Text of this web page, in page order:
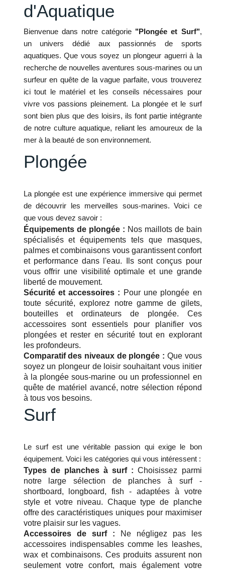
d'Aquatique
Bienvenue dans notre catégorie "Plongée et Surf",
un univers dédié aux passionnés de sports
aquatiques. Que vous soyez un plongeur aguerri à la
recherche de nouvelles aventures sous-marines ou un
surfeur en quête de la vague parfaite, vous trouverez
ici tout le matériel et les conseils nécessaires pour
vivre vos passions pleinement. La plongée et le surf
sont bien plus que des loisirs, ils font partie intégrante
de notre culture aquatique, reliant les amoureux de la
mer à la beauté de son environnement.
Plongée
La plongée est une expérience immersive qui permet
de découvrir les merveilles sous-marines. Voici ce
que vous devez savoir :
Équipements de plongée : Nos maillots de bain
spécialisés et équipements tels que masques,
palmes et combinaisons vous garantissent confort
et performance dans l'eau. Ils sont conçus pour
vous offrir une visibilité optimale et une grande
liberté de mouvement.
Sécurité et accessoires : Pour une plongée en
toute sécurité, explorez notre gamme de gilets,
bouteilles et ordinateurs de plongée. Ces
accessoires sont essentiels pour planifier vos
plongées et rester en sécurité tout en explorant
les profondeurs.
Comparatif des niveaux de plongée : Que vous
soyez un plongeur de loisir souhaitant vous initier
à la plongée sous-marine ou un professionnel en
quête de matériel avancé, notre sélection répond
à tous vos besoins.
Surf
Le surf est une véritable passion qui exige le bon
équipement. Voici les catégories qui vous intéressent :
Types de planches à surf : Choisissez parmi
notre large sélection de planches à surf -
shortboard, longboard, fish - adaptées à votre
style et votre niveau. Chaque type de planche
offre des caractéristiques uniques pour maximiser
votre plaisir sur les vagues.
Accessoires de surf : Ne négligez pas les
accessoires indispensables comme les leashes,
wax et combinaisons. Ces produits assurent non
seulement votre confort, mais également votre